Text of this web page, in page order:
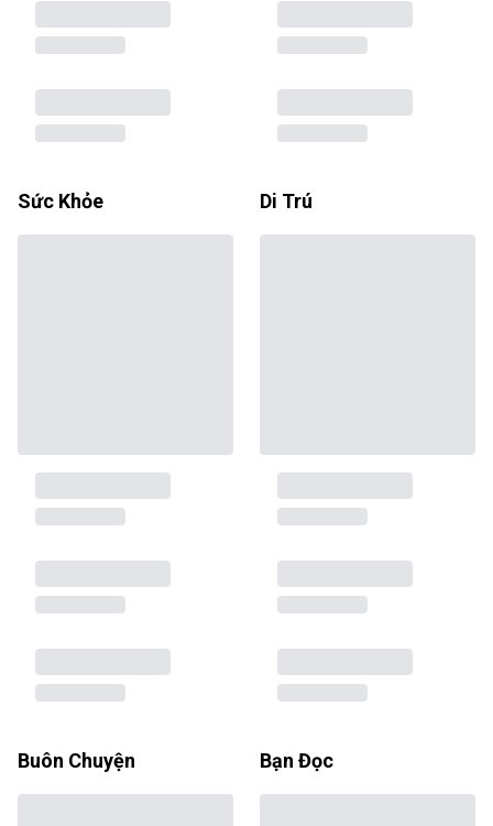
Sức Khỏe Di Trú
Buôn Chuyện Bạn Đọc